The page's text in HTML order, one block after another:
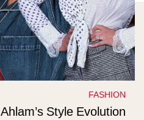
FASHION
Ahlam’s Style Evolution